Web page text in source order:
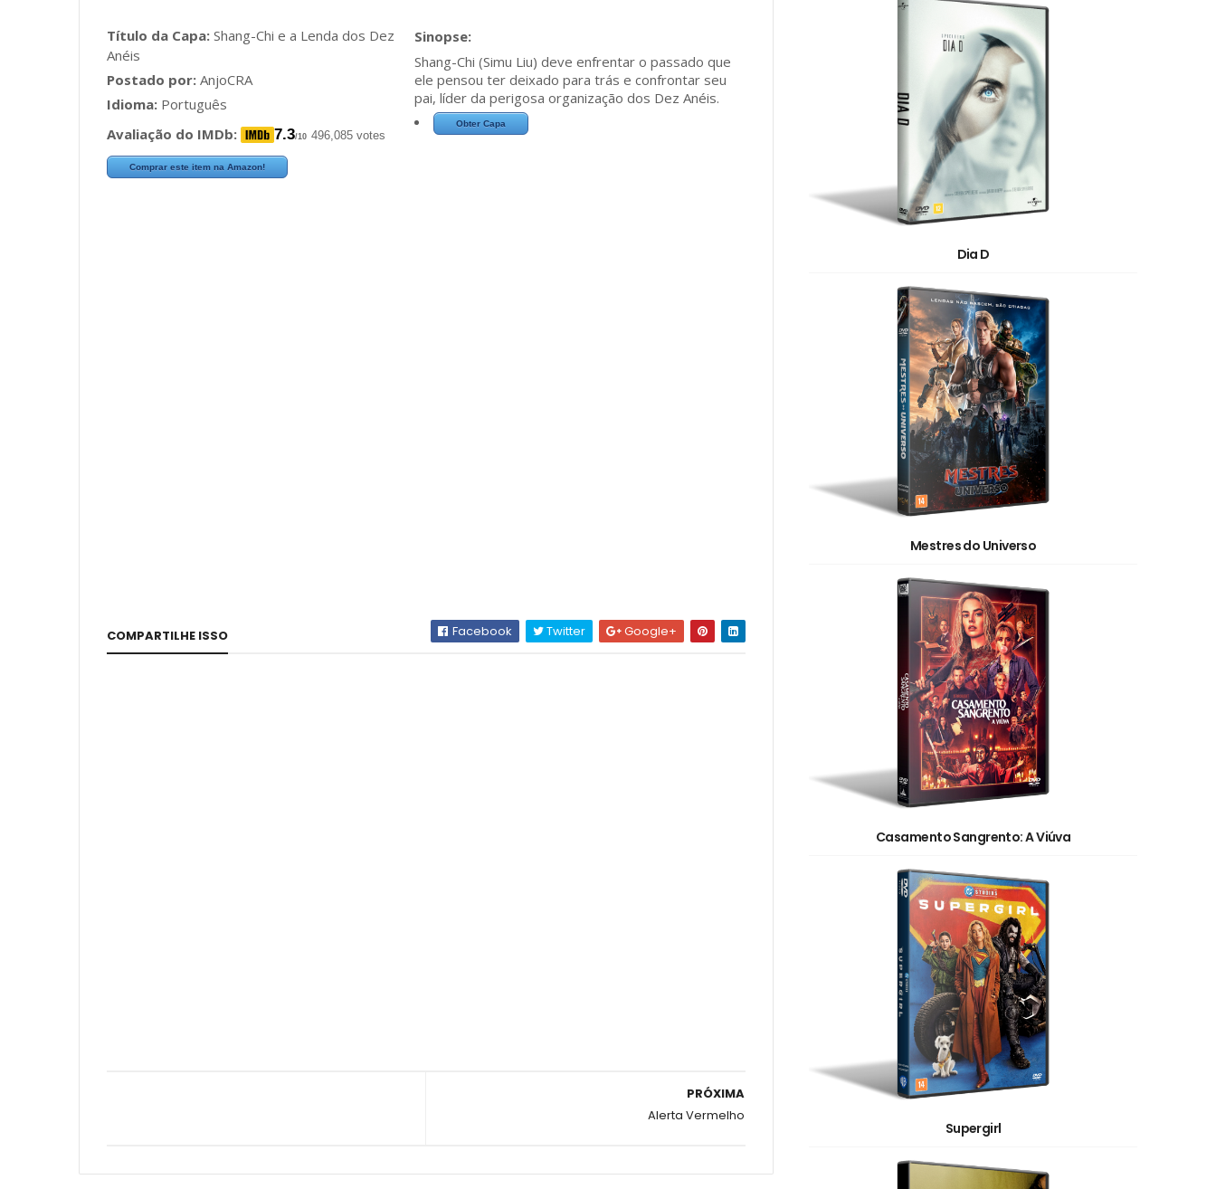
Título da Capa: Shang-Chi e a Lenda dos Dez
Anéis
Postado por: AnjoCRA
Idioma: Português
Avaliação do IMDb:
7.3/10 496,085 votes
Comprar este item na Amazon!
Shang-Chi (Simu Liu) deve enfrentar o passado que
ele pensou ter deixado para trás e confrontar seu
pai, líder da perigosa organização dos Dez Anéis.
Obter Capa
COMPARTILHE ISSO Facebook Twitter Google+
PRÓXIMA
Alerta Vermelho
Dia D
Mestres do Universo
Casamento Sangrento: A Viúva
Supergirl